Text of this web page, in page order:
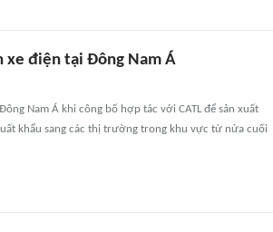
xe điện tại Đông Nam Á
Nam Á khi công bố hợp tác với CATL để sản xuất
khẩu sang các thị trường trong khu vực từ nửa cuối